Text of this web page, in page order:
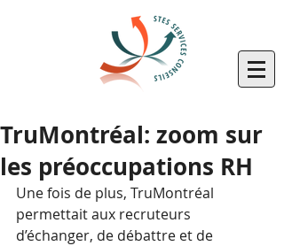
TruMontréal: zoom sur
les préoccupations RH
Une fois de plus, TruMontréal
permettait aux recruteurs
d’échanger, de débattre et de